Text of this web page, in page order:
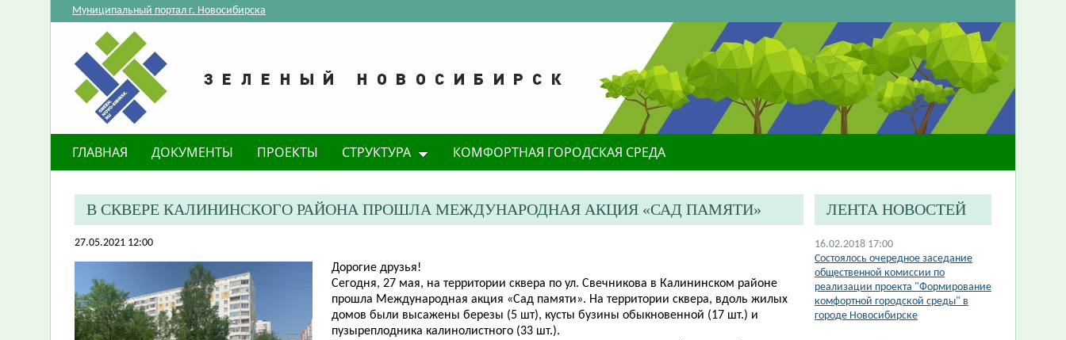
Муниципальный портал г. Новосибирска
ГЛАВНАЯ ДОКУМЕНТЫ ПРОЕКТЫ СТРУКТУРА КОМФОРТНАЯ ГОРОДСКАЯ СРЕДА
В СКВЕРЕ КАЛИНИНСКОГО РАЙОНА ПРОШЛА МЕЖДУНАРОДНАЯ АКЦИЯ «САД ПАМЯТИ»
27.05.2021 12:00
Дорогие друзья!
Сегодня, 27 мая, на территории сквера по ул. Свечникова в Калининском районе
прошла Международная акция «Сад памяти». На территории сквера, вдоль жилых
домов были высажены березы (5 шт), кусты бузины обыкновенной (17 шт.) и
пузыреплодника калинолистного (33 шт.).
ЛЕНТА НОВОСТЕЙ
16.02.2018 17:00
Состоялось очередное заседание
общественной комиссии по
реализации проекта "Формирование
комфортной городской среды" в
городе Новосибирске